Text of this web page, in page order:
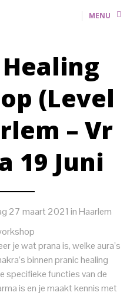
MENU
(level
– Vr
19 Juni
27 maart 2021 in Haarlem
je wat prana is, welke aura’s
binnen pranic healing
specifieke functies van de
is en je maakt kennis met